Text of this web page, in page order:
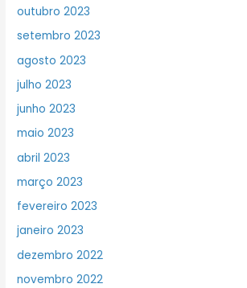
outubro 2023
setembro 2023
agosto 2023
julho 2023
junho 2023
maio 2023
abril 2023
março 2023
fevereiro 2023
janeiro 2023
dezembro 2022
novembro 2022